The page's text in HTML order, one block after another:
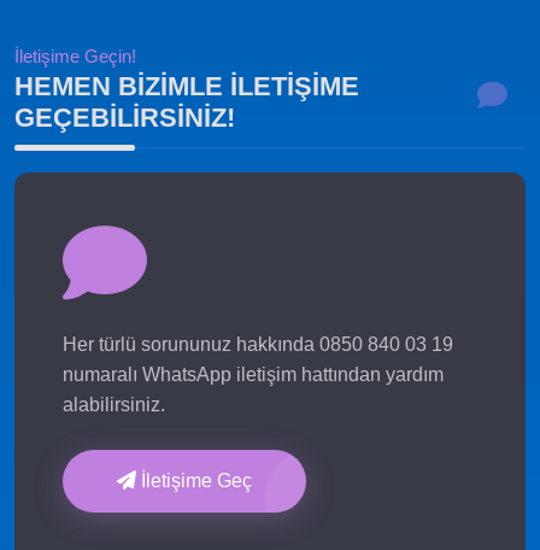
İletişime Geçin!
HEMEN BIZIMLE ILETIŞIME
GEÇEBILIRSINIZ!
Her türlü sorununuz hakkında 0850 840 03 19
numaralı WhatsApp iletişim hattından yardım
alabilirsiniz.
İletişime Geç